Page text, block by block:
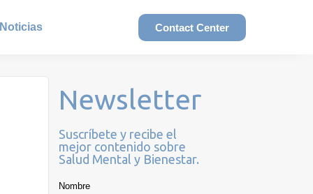
Noticias Contact Center
Newsletter
Suscríbete y recibe el
mejor contenido sobre
Salud Mental y Bienestar.